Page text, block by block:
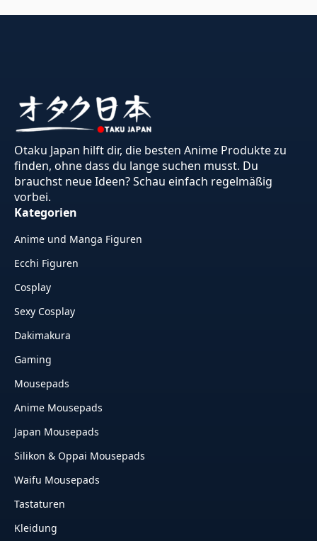
Otaku Japan hilft dir, die besten Anime Produkte zu
finden, ohne dass du lange suchen musst. Du
brauchst neue Ideen? Schau einfach regelmäßig
vorbei.
Kategorien
Anime und Manga Figuren
Ecchi Figuren
Cosplay
Sexy Cosplay
Dakimakura
Gaming
Mousepads
Anime Mousepads
Japan Mousepads
Silikon & Oppai Mousepads
Waifu Mousepads
Tastaturen
Kleidung